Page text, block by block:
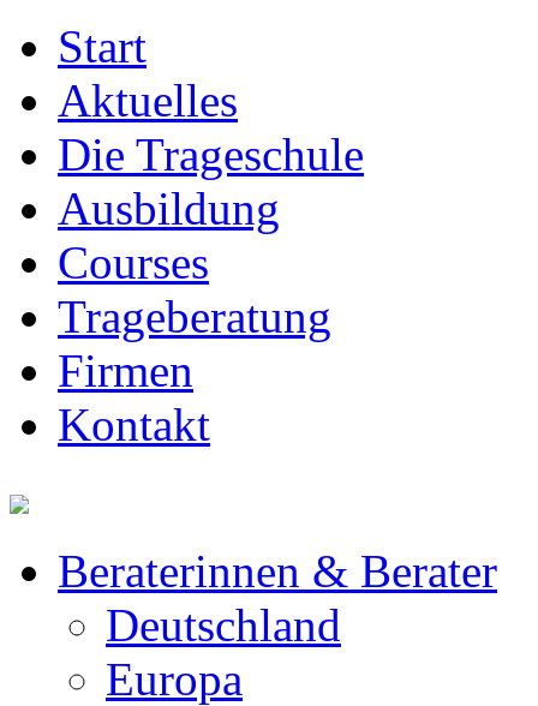
Start
Aktuelles
Die Trageschule
Ausbildung
Courses
Trageberatung
Firmen
Kontakt
Beraterinnen & Berater
Deutschland
Europa